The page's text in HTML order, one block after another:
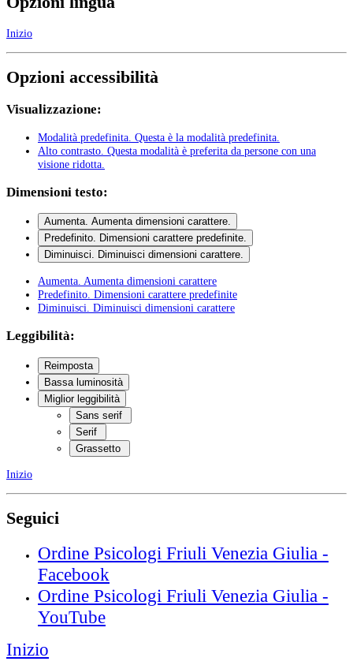
Inizio
Opzioni accessibilità
Visualizzazione:
Modalità predefinita . Questa è la modalità predefinita.
Alto contrasto . Questa modalità è preferita da persone con una
visione ridotta.
Dimensioni testo:
Aumenta. Aumenta dimensioni carattere.
Predefinito. Dimensioni carattere predefinite.
Diminuisci. Diminuisci dimensioni carattere.
Aumenta . Aumenta dimensioni carattere
Predefinito . Dimensioni carattere predefinite
Diminuisci . Diminuisci dimensioni carattere
Leggibilità:
Reimposta
Bassa luminosità
Miglior leggibilità
Sans serif
Serif
Grassetto
Inizio
Seguici
Ordine Psicologi Friuli Venezia Giulia -
Facebook
Ordine Psicologi Friuli Venezia Giulia -
YouTube
Inizio